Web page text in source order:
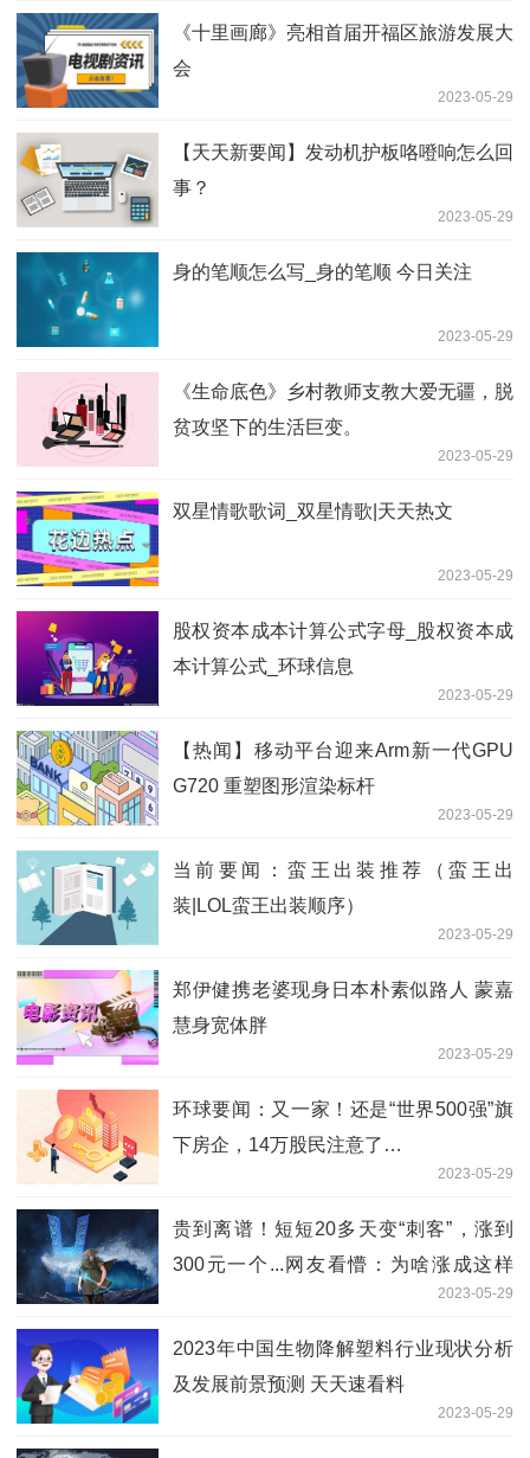
《十里画廊》亮相首届开福区旅游发展大
会
2023-05-29
【天天新要闻】发动机护板咯噔响怎么回
事？
2023-05-29
身的笔顺怎么写_身的笔顺 今日关注
2023-05-29
《生命底色》乡村教师支教大爱无疆，脱
贫攻坚下的生活巨变。
2023-05-29
双星情歌歌词_双星情歌|天天热文
2023-05-29
股权资本成本计算公式字母_股权资本成
本计算公式_环球信息
2023-05-29
【热闻】移动平台迎来Arm新一代GPU
G720 重塑图形渲染标杆
2023-05-29
当前要闻：蛮王出装推荐（蛮王出
装|LOL蛮王出装顺序）
2023-05-29
郑伊健携老婆现身日本朴素似路人 蒙嘉
慧身宽体胖
2023-05-29
环球要闻：又一家！还是“世界500强”旗
下房企，14万股民注意了…
2023-05-29
贵到离谱！短短20多天变“刺客”，涨到
300元一个...网友看懵：为啥涨成这样
2023-05-29
2023年中国生物降解塑料行业现状分析
及发展前景预测 天天速看料
2023-05-29